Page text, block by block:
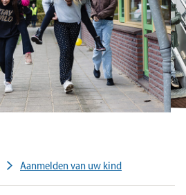
Aanmelden van uw kind